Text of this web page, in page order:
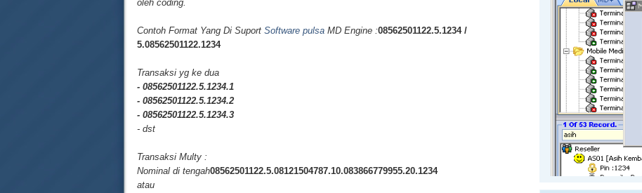
oleh coding.
Contoh Format Yang Di Suport Software pulsa MD Engine :08562501122.5.1234 /
5.08562501122.1234
Transaksi yg ke dua
- 08562501122.5.1234.1
- 08562501122.5.1234.2
- 08562501122.5.1234.3
- dst
Transaksi Multy :
Nominal di tengah08562501122.5.08121504787.10.083866779955.20.1234
atau